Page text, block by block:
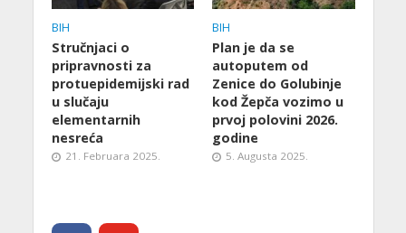
BIH
Stručnjaci o
pripravnosti za
protuepidemijski rad
u slučaju
elementarnih
nesreća
21. Februara 2025.
BIH
Plan je da se
autoputem od
Zenice do Golubinje
kod Žepča vozimo u
prvoj polovini 2026.
godine
5. Augusta 2025.